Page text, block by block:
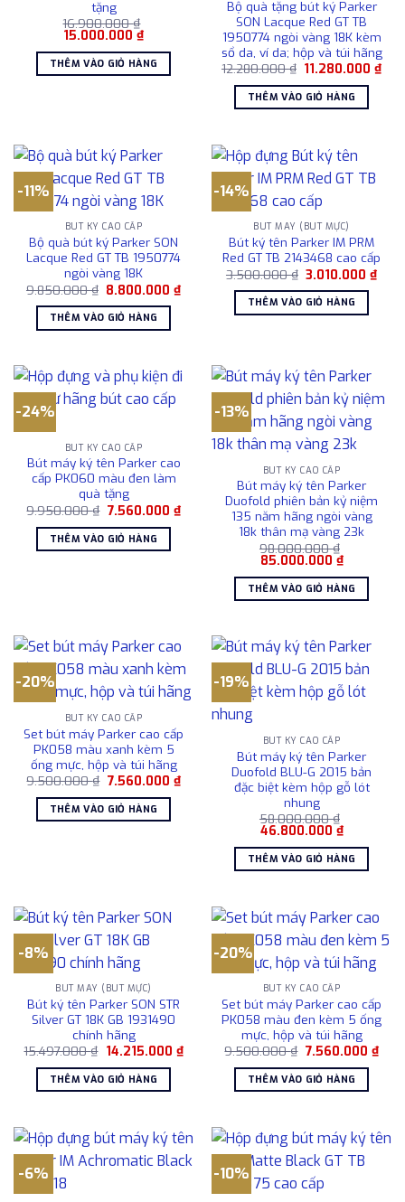
tặng
16.900.000₫
Giá
là:
16.900.000 ₫.
15.000.000 ₫Giá
hiện
tại
là:
15.000.000 ₫.
THÊM VÀO GIỎ HÀNG
Bộ quà tặng bút ký Parker
SON Lacque Red GT TB
1950774 ngòi vàng 18K kèm
sổ da, ví da; hộp và túi hãng
12.280.000₫ Giá
là:
12.280.000 ₫.
11.280.000₫Giá
hiện
THÊM VÀO GIỎ HÀNG
-11%
BÚT KÝ CAO CẤP
Bộ quà bút ký Parker SON
Lacque Red GT TB 1950774
ngòi vàng 18K
9.850.000₫ Giá
là:
9.850.000 ₫.
8.800.000₫Giá
hiện
THÊM VÀO GIỎ HÀNG
-14%
BÚT MÁY (BÚT MỰC)
Bút ký tên Parker IM PRM
Red GT TB 2143468 cao cấp
3.500.000₫ Giá
là:
3.500.000 ₫.
3.010.000₫Giá
hiện
THÊM VÀO GIỎ HÀNG
-24%
BÚT KÝ CAO CẤP
Bút máy ký tên Parker cao
cấp PK060 màu đen làm
quà tặng
9.950.000₫ Giá
là:
9.950.000 ₫.
7.560.000 ₫Giá
hiện
THÊM VÀO GIỎ HÀNG
-13%
BÚT KÝ CAO CẤP
Bút máy ký tên Parker
Duofold phiên bản kỷ niệm
135 năm hãng ngòi vàng
18k thân mạ vàng 23k
98.000.000₫
Giá
là:
98.000.000 ₫.
85.000.000 ₫Giá
hiện
tại
là:
THÊM VÀO GIỎ HÀNG
-20%
BÚT KÝ CAO CẤP
Set bút máy Parker cao cấp
PK058 màu xanh kèm 5
ống mực, hộp và túi hãng
9.500.000₫ Giá
là:
9.500.000 ₫.
7.560.000 ₫Giá
hiện
THÊM VÀO GIỎ HÀNG
-19%
BÚT KÝ CAO CẤP
Bút máy ký tên Parker
Duofold BLU-G 2015 bản
đặc biệt kèm hộp gỗ lót
nhung
58.000.000₫
Giá
là:
58.000.000 ₫.
46.800.000 ₫Giá
hiện
tại
là:
THÊM VÀO GIỎ HÀNG
-8%
BÚT MÁY (BÚT MỰC)
Bút ký tên Parker SON STR
Silver GT 18K GB 1931490
chính hãng
15.497.000₫ Giá
là:
15.497.000 ₫.
14.215.000 ₫Giá
THÊM VÀO GIỎ HÀNG
-20%
BÚT KÝ CAO CẤP
Set bút máy Parker cao cấp
PK058 màu đen kèm 5 ống
mực, hộp và túi hãng
9.500.000₫ Giá
là:
9.500.000 ₫.
7.560.000 ₫Giá
THÊM VÀO GIỎ HÀNG
-6% -10%